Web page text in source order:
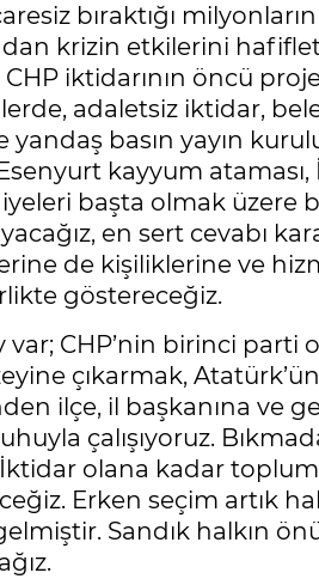
bıraktığı
krizin etkilerini
CHP iktidarının öncü
adaletsiz iktidar,
basın yayın
Esenyurt kayyum
başta olmak üzere
en sert cevabı
de kişiliklerine ve
göstereceğiz.
CHP’nin birinci parti
çıkarmak,
ilçe, il başkanına ve
çalışıyoruz.
olana kadar
Erken seçim artık
Sandık halkın